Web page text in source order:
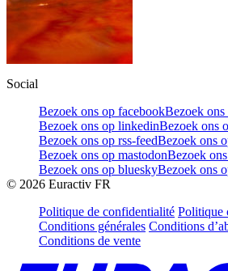
Social
Bezoek ons op facebookBezoek
Bezoek ons op linkedinBezoek ons
Bezoek ons op rss-feedBezoek ons
Bezoek ons op mastodonBezoek
Bezoek ons op blueskyBezoek ons
© 2026 Euractiv FR
Politique de confidentialité Politique
Conditions générales Conditions
Conditions de vente